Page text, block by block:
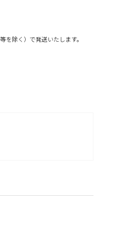
除く）で発送いたします。